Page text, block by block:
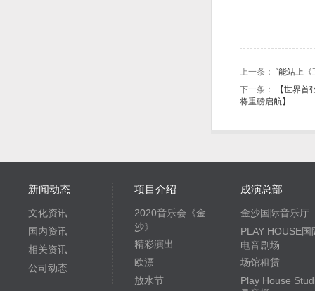
上一条： “能站上
下一条：
【世界
将重磅启航】
新闻动态
文化资讯
国内资讯
相关资讯
公司动态
项目介绍
2020音乐会《金
沙》
精彩演出
欧漂
放水节
成演总部
金沙国际音乐厅
PLAY HOUSE国
电音剧场
场馆租赁
Play House